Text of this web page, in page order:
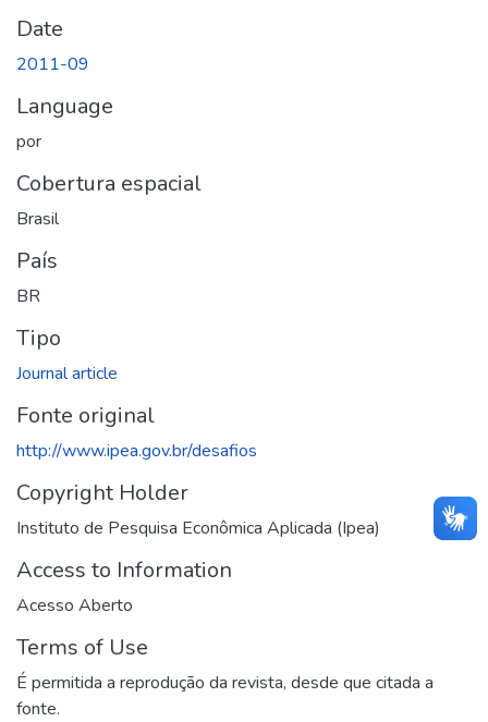
Date
2011-09
Language
por
Cobertura espacial
Brasil
País
BR
Tipo
Journal article
Fonte original
http://www.ipea.gov.br/desafios
Copyright Holder
Instituto de Pesquisa Econômica Aplicada (Ipea)
Access to Information
Acesso Aberto
Terms of Use
É permitida a reprodução da revista, desde que citada a
fonte.